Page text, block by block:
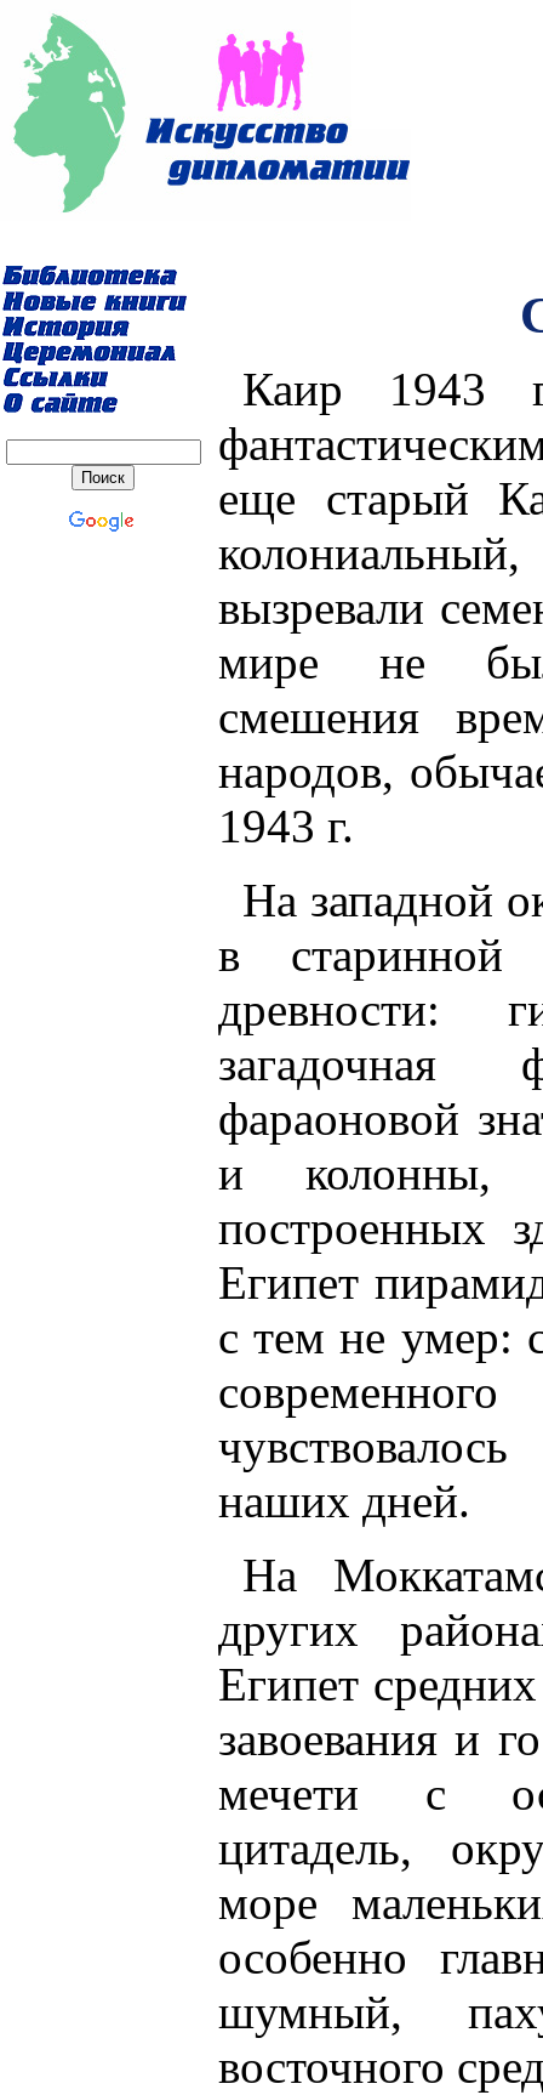
Каир 1943
еще старый
вызревали
мире не
смешения
народов,
1943 г.
На западной
в старинной
древности:
фараоновой
и колонны,
построенных
Египет
с тем не умер:
наших дней.
На
других
Египет
завоевания и
мечети с
цитадель,
море
особенно
шумный,
восточного